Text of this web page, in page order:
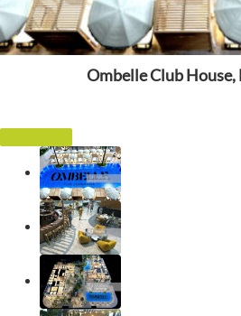
Ombelle Club